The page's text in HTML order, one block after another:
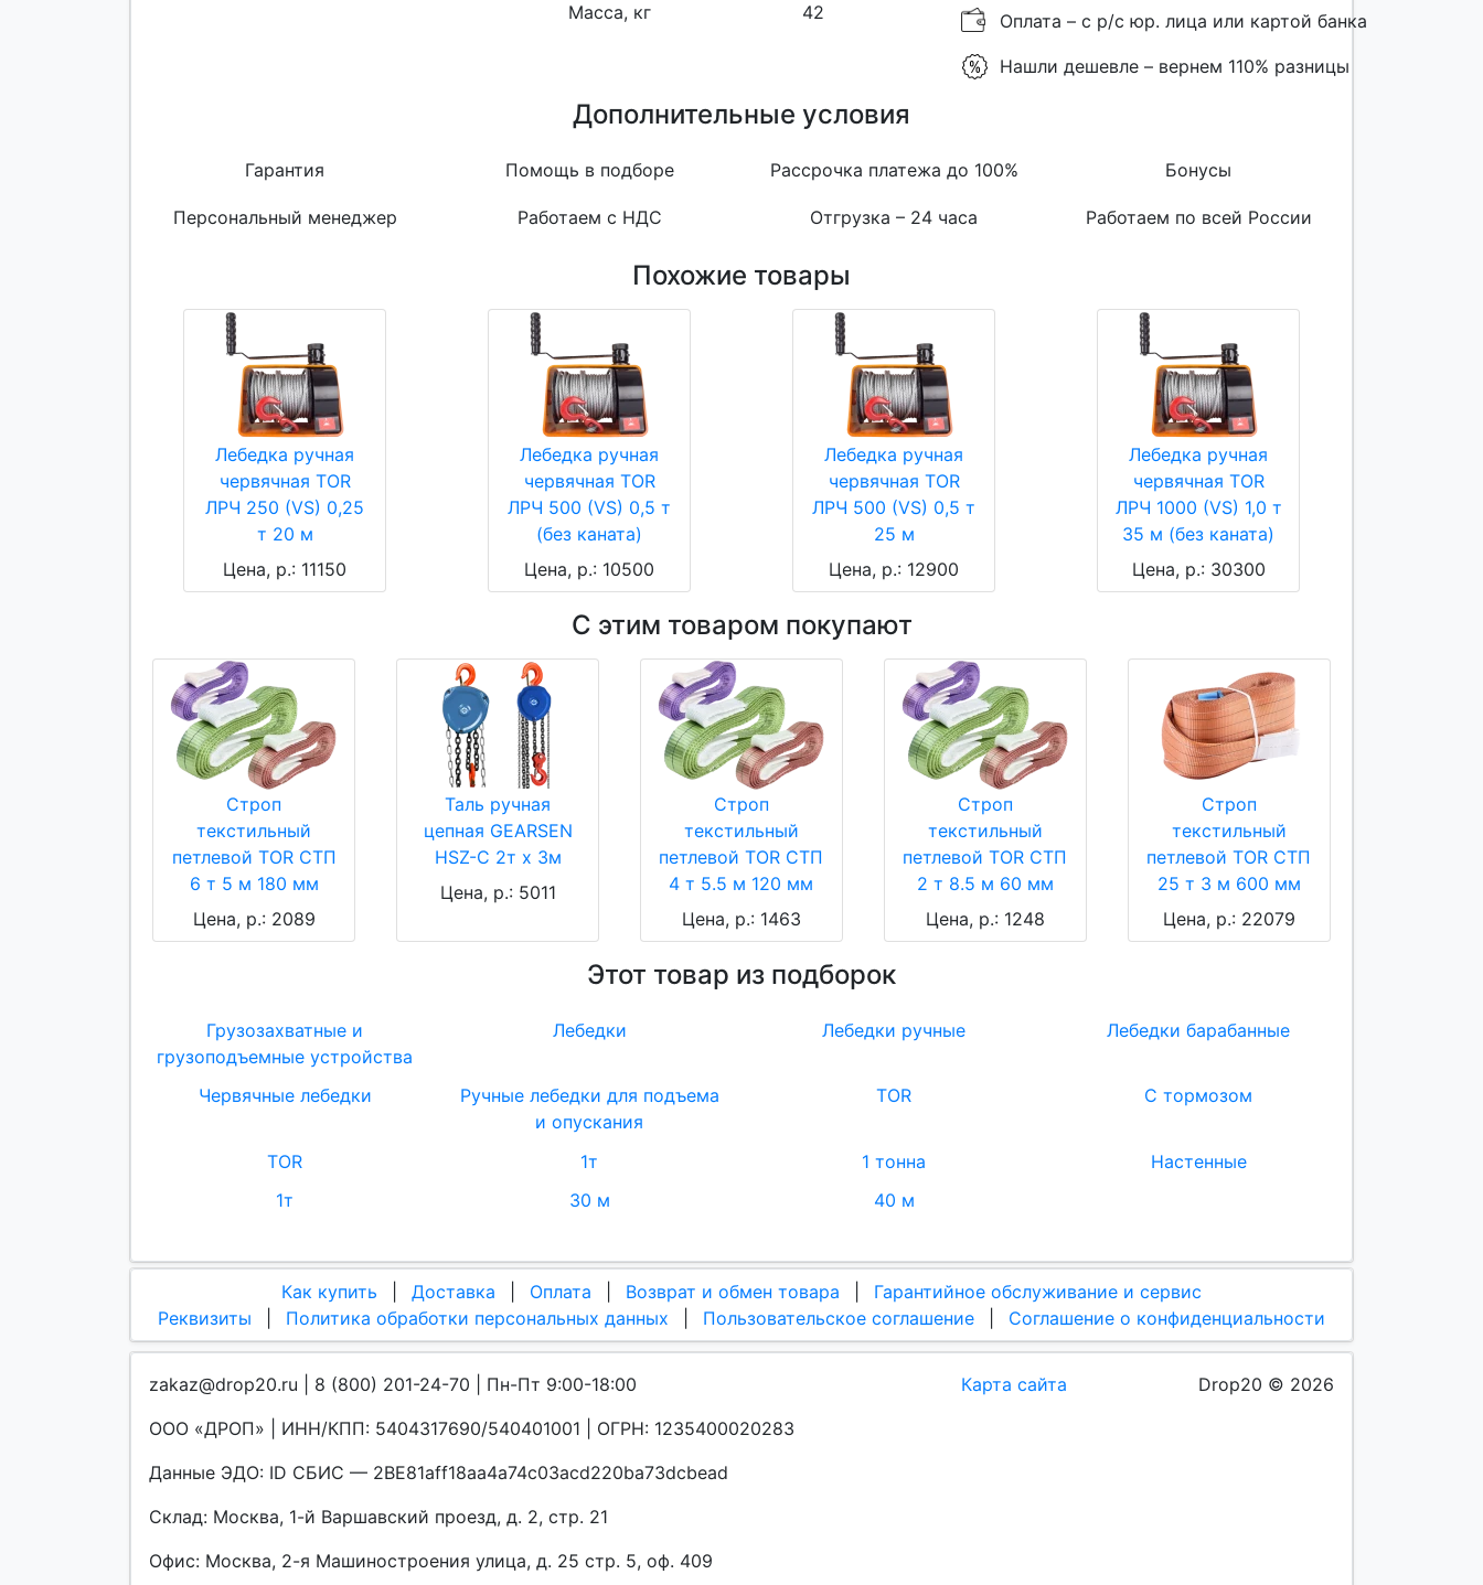
Масса, кг 42 Оплата – с р/с юр. лица или картой банка
Нашли дешевле – вернем 110% разницы
Дополнительные условия
Гарантия Помощь в подборе Рассрочка платежа до 100% Бонусы
Персональный менеджер Работаем с НДС Отгрузка – 24 часа Работаем по всей России
Похожие товары
Лебедка ручная
червячная TOR
ЛРЧ 250 (VS) 0,25
т 20 м
Цена, р.: 11150
Лебедка ручная
червячная TOR
ЛРЧ 500 (VS) 0,5 т
(без каната)
Цена, р.: 10500
Лебедка ручная
червячная TOR
ЛРЧ 500 (VS) 0,5 т
25 м
Цена, р.: 12900
Лебедка ручная
червячная TOR
ЛРЧ 1000 (VS) 1,0 т
35 м (без каната)
Цена, р.: 30300
С этим товаром покупают
Строп
текстильный
петлевой TOR СТП
6 т 5 м 180 мм
Цена, р.: 2089
Таль ручная
цепная GEARSEN
HSZ-C 2т х 3м
Цена, р.: 5011
Строп
текстильный
петлевой TOR СТП
4 т 5.5 м 120 мм
Цена, р.: 1463
Строп
текстильный
петлевой TOR СТП
2 т 8.5 м 60 мм
Цена, р.: 1248
Строп
текстильный
петлевой TOR СТП
25 т 3 м 600 мм
Цена, р.: 22079
Этот товар из подборок
Грузозахватные и
грузоподъемные устройства
Лебедки Лебедки ручные Лебедки барабанные
Червячные лебедки
Ручные лебедки для подъема
и опускания
TOR С тормозом
TOR 1т 1 тонна
Настенные
1т
30 м 40 м
Как купить Доставка Оплата Возврат и обмен товара
Гарантийное обслуживание и сервис
Реквизиты
Политика обработки персональных данных Пользовательское соглашение Соглашение о конфиденциальности
zakaz@drop20.ru | 8 (800) 201-24-70 | Пн-Пт 9:00-18:00
ООО «ДРОП» | ИНН/КПП: 5404317690/540401001 | ОГРН: 1235400020283
Данные ЭДО: ID СБИС — 2BE81aff18aa4a74c03acd220ba73dcbead
Склад: Москва, 1-й Варшавский проезд, д. 2, стр. 21
Офис: Москва, 2-я Машиностроения улица, д. 25 стр. 5, оф. 409
Карта сайта Drop20 © 2026